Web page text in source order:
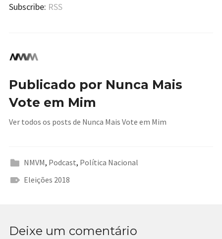
Subscribe: RSS
Publicado por Nunca Mais
Vote em Mim
Ver todos os posts de Nunca Mais Vote em Mim
NMVM, Podcast, Política Nacional
Eleições 2018
Deixe um comentário